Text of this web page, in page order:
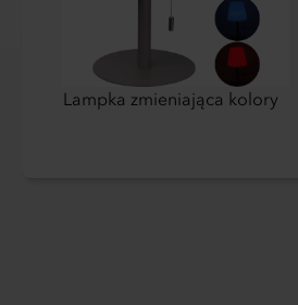
Lampka zmieniająca kolory